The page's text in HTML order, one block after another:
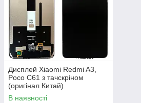
Дисплей Xiaomi Redmi A3,
Poco C61 з тачскріном
(оригінал Китай)
В наявності